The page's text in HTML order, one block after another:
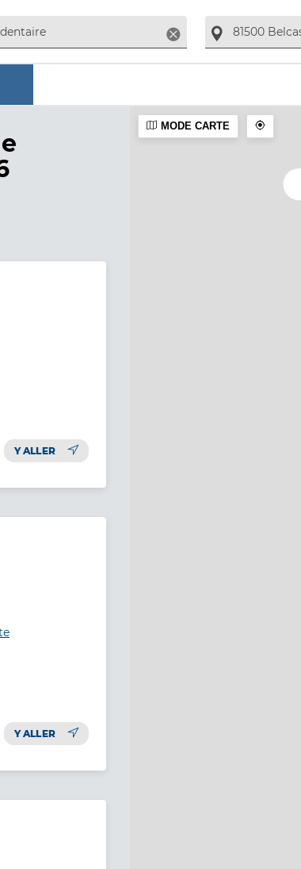
Supprimer
Y ALLER
Y ALLER
MODE CARTE